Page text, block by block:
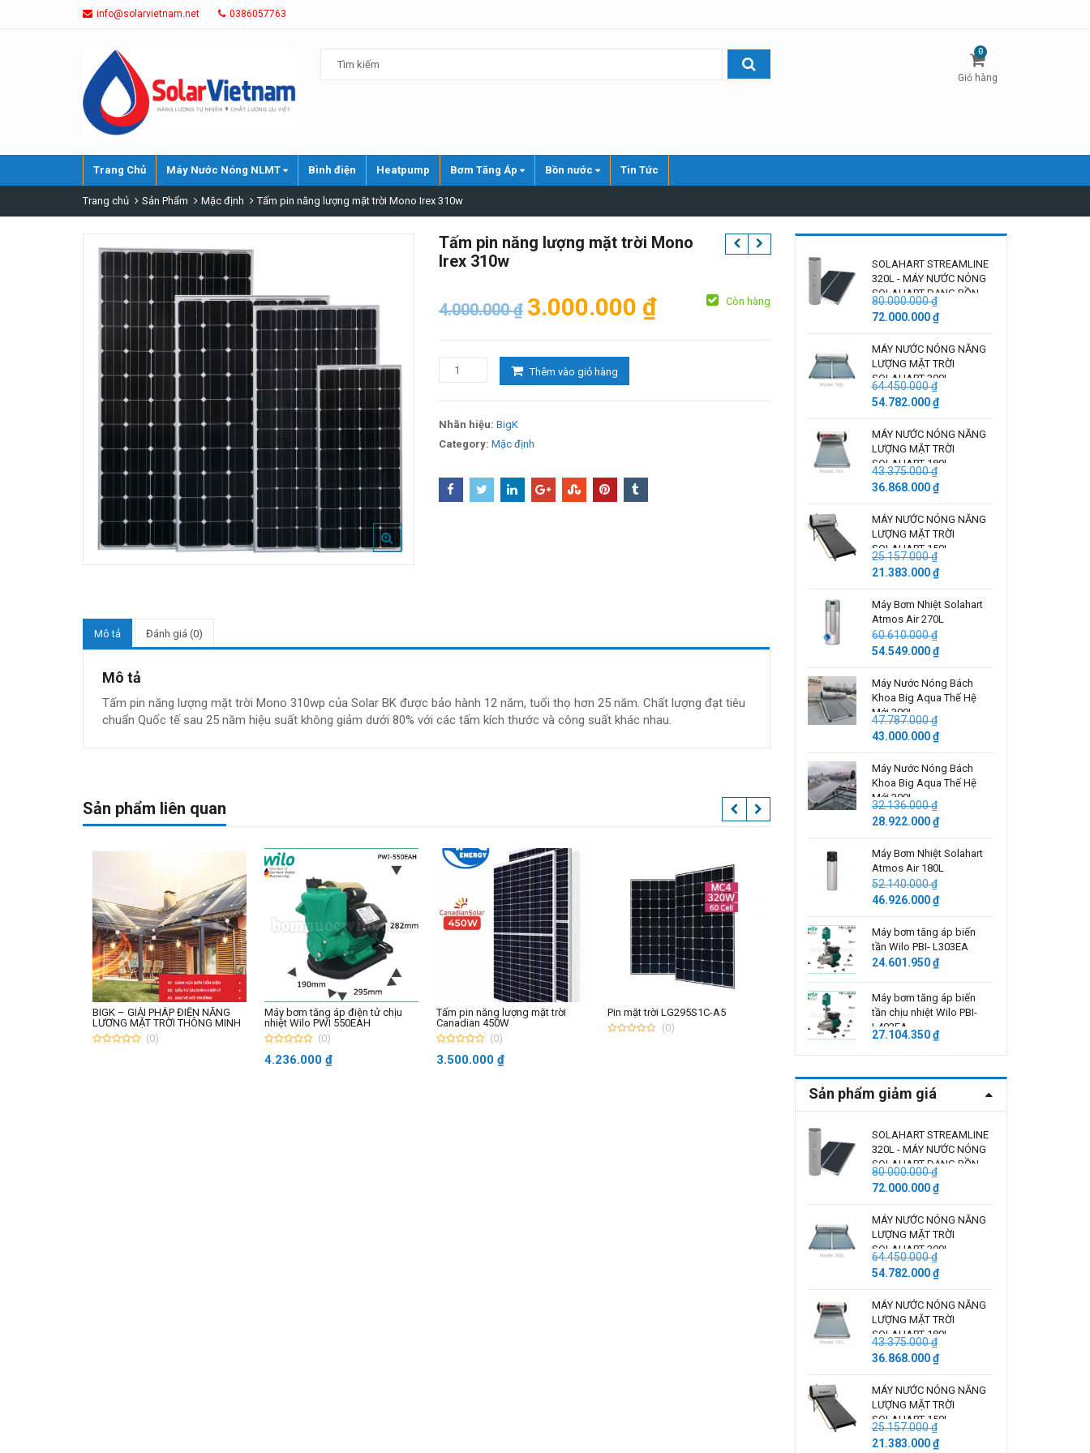
info@solarvietnam.net 0386057763
0
Giỏ hàng
Trang Chủ Máy Nước Nóng NLMT Bình điện Heatpump Bơm Tăng Áp Bồn nước Tin Tức
Trang chủ Sản Phẩm Mặc định Tấm pin năng lượng mặt trời Mono Irex 310w
Tấm pin năng lượng mặt trời Mono
Irex 310w
4.000.000₫ Giá
4.000.000 ₫.
3.000.000 ₫Giá
hiện
Còn hàng
mặt
Mono
310w
Thêm vào giỏ hàng
Nhãn hiệu: BigK
Category: Mặc định
Mô tả Đánh giá (0)
Mô tả
Tấm pin năng lượng mặt trời Mono 310wp của Solar BK được bảo hành 12 năm, tuổi thọ hơn 25 năm. Chất lượng đạt tiêu
chuẩn Quốc tế sau 25 năm hiệu suất không giảm dưới 80% với các tấm kích thước và công suất khác nhau.
Sản phẩm liên quan
BIGK – GIẢI PHÁP ĐIỆN NĂNG
LƯƠNG MẶT TRỜI THÔNG MINH
(0)
Máy bơm tăng áp điện tử chịu
nhiệt Wilo PWI 550EAH
out
(0)
4.236.000 ₫
Tấm pin năng lượng mặt trời
Canadian 450W
out
(0)
3.500.000 ₫
Pin mặt trời LG295S1C-A5
(0)
SOLAHART STREAMLINE
320L - MÁY NƯỚC NÓNG
SOLAHART DẠNG BỒN
TÁCH TẤM
80.000.000₫
Giá
là:
80.000.000 ₫.
72.000.000₫Giá
tại
là:
72.000.000 ₫.
MÁY NƯỚC NÓNG NĂNG
LƯỢNG MẶT TRỜI
SOLAHART 300L –
Australia
64.450.000₫
Giá
là:
64.450.000 ₫.
54.782.000₫Giá
tại
là:
54.782.000 ₫.
MÁY NƯỚC NÓNG NĂNG
LƯỢNG MẶT TRỜI
SOLAHART 180L -
Australia
43.375.000₫
Giá
là:
43.375.000 ₫.
36.868.000₫Giá
tại
là:
36.868.000 ₫.
MÁY NƯỚC NÓNG NĂNG
LƯỢNG MẶT TRỜI
SOLAHART 150L
25.157.000₫
Giá
là:
25.157.000 ₫.
21.383.000₫Giá
tại
là:
Máy Bơm Nhiệt Solahart
Atmos Air 270L
60.610.000₫
Giá
là:
60.610.000 ₫.
54.549.000₫Giá
tại
là:
Máy Nước Nóng Bách
Khoa Big Aqua Thế Hệ
Mới 300L
47.787.000₫
Giá
là:
47.787.000 ₫.
43.000.000₫Giá
tại
là:
Máy Nước Nóng Bách
Khoa Big Aqua Thế Hệ
Mới 200L
32.136.000₫
Giá
là:
32.136.000 ₫.
28.922.000₫Giá
tại
là:
Máy Bơm Nhiệt Solahart
Atmos Air 180L
52.140.000₫
Giá
là:
52.140.000 ₫.
46.926.000₫Giá
tại
là:
46.926.000 ₫.
Máy bơm tăng áp biến
tần Wilo PBI- L303EA
24.601.950₫
Máy bơm tăng áp biến
tần chịu nhiệt Wilo PBI-
L402EA
27.104.350₫
Sản phẩm giảm giá
SOLAHART STREAMLINE
320L - MÁY NƯỚC NÓNG
SOLAHART DẠNG BỒN
TÁCH TẤM
80.000.000₫
Giá
là:
80.000.000 ₫.
72.000.000₫Giá
tại
là:
72.000.000 ₫.
MÁY NƯỚC NÓNG NĂNG
LƯỢNG MẶT TRỜI
SOLAHART 300L –
Australia
64.450.000₫
Giá
là:
64.450.000 ₫.
54.782.000₫Giá
tại
là:
54.782.000 ₫.
MÁY NƯỚC NÓNG NĂNG
LƯỢNG MẶT TRỜI
SOLAHART 180L -
Australia
43.375.000₫
Giá
là:
43.375.000 ₫.
36.868.000₫Giá
tại
là:
36.868.000 ₫.
MÁY NƯỚC NÓNG NĂNG
LƯỢNG MẶT TRỜI
SOLAHART 150L
25.157.000₫
Giá
21.383.000₫Giá